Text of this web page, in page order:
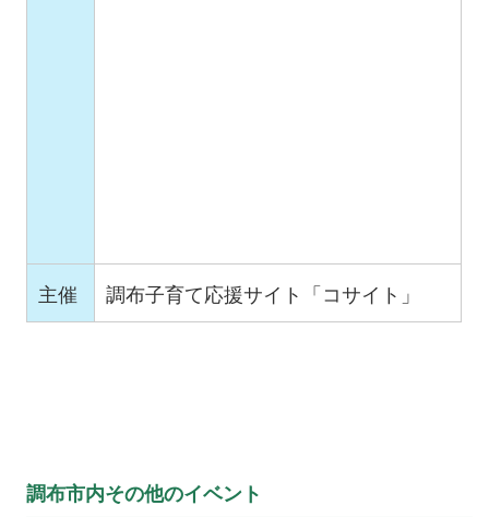
主催 調布子育て応援サイト「コサイト」
調布市内その他のイベント